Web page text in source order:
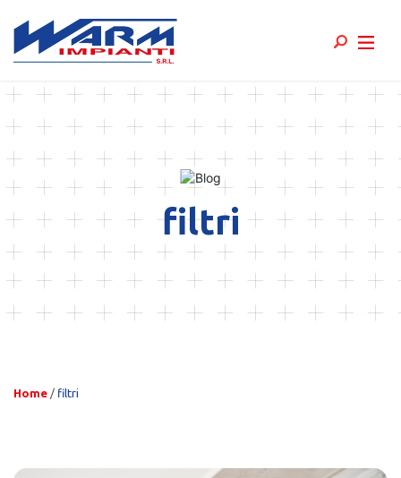
Skip
content
filtri
Home / filtri